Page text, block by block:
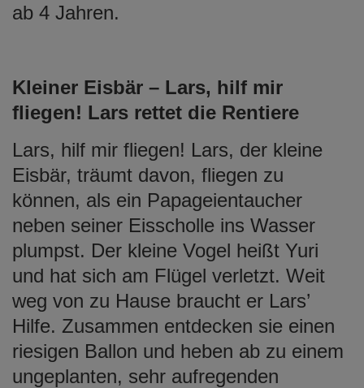
ab 4 Jahren.
Kleiner Eisbär – Lars, hilf mir
fliegen! Lars rettet die Rentiere
Lars, hilf mir fliegen! Lars, der kleine
Eisbär, träumt davon, fliegen zu
können, als ein Papageientaucher
neben seiner Eisscholle ins Wasser
plumpst. Der kleine Vogel heißt Yuri
und hat sich am Flügel verletzt. Weit
weg von zu Hause braucht er Lars’
Hilfe. Zusammen entdecken sie einen
riesigen Ballon und heben ab zu einem
ungeplanten, sehr aufregenden